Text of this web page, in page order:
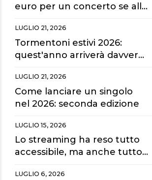
euro per un concerto se alla
maxischermi?
LUGLIO 21, 2026
Tormentoni estivi 2026:
quest'anno arriverà davvero
LUGLIO 21, 2026
Come lanciare un singolo
nel 2026: seconda edizione
LUGLIO 15, 2026
Lo streaming ha reso tutto
accessibile, ma anche tutto
LUGLIO 6, 2026